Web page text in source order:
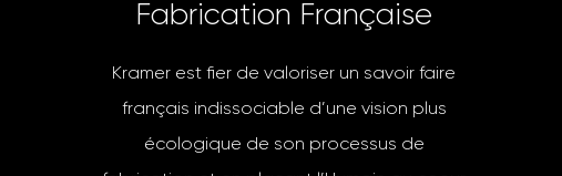
Fabrication Française
Kramer est fier de valoriser un savoir faire
français indissociable d’une vision plus
écologique de son processus de